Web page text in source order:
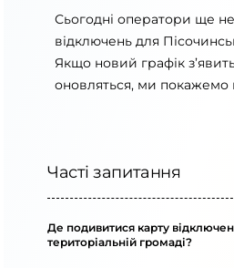
Сьогодні оператори ще
відключень для
Якщо новий графік
оновляться, ми покажемо
Часті запитання
Де подивитися карту
територіальній громаді?